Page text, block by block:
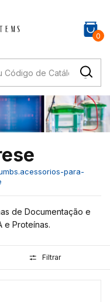
0
para-
de Documentação e
e Proteínas.
Filtrar